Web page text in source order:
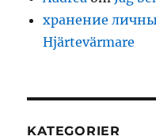
хранение
Hjärtevärmare
KATEGORIER